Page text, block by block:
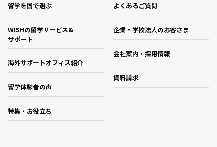
留学を国で選ぶ
WISHの留学サービス&
サポート
海外サポートオフィス紹介
留学体験者の声
特集・お役立ち
よくあるご質問
企業・学校法人のお客さま
会社案内・採用情報
資料請求